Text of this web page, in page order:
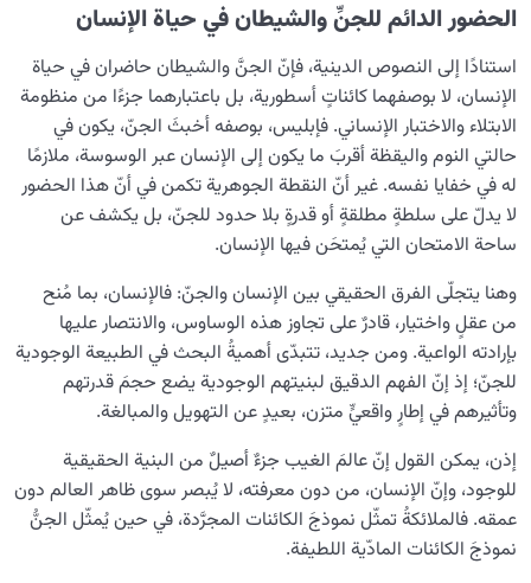
الحضور الدائم للجنِّ والشيطان في حياة الإنسان
استنادًا إلى النصوص الدينية، فإنّ الجنَّ والشيطان حاضران في حياة
الإنسان، لا بوصفهما كائناتٍ أسطورية، بل باعتبارهما جزءًا من منظومة
الابتلاء والاختبار الإنساني. فإبليس، بوصفه أخبثَ الجنّ، يكون في
حالتي النوم واليقظة أقربَ ما يكون إلى الإنسان عبر الوسوسة، ملازمًا
له في خفايا نفسه. غير أنّ النقطة الجوهرية تكمن في أنّ هذا الحضور
لا يدلّ على سلطةٍ مطلقةٍ أو قدرةٍ بلا حدود للجنّ، بل يكشف عن
ساحة الامتحان التي يُمتحَن فيها الإنسان.
وهنا يتجلّى الفرق الحقيقي بين الإنسان والجنّ: فالإنسان، بما مُنح
من عقلٍ واختيار، قادرٌ على تجاوز هذه الوساوس، والانتصار عليها
بإرادته الواعية. ومن جديد، تتبدّى أهميةُ البحث في الطبيعة الوجودية
للجنّ؛ إذ إنّ الفهم الدقيق لبنيتهم الوجودية يضع حجمَ قدرتهم
وتأثيرهم في إطارٍ واقعيٍّ متزن، بعيدٍ عن التهويل والمبالغة.
إذن، يمكن القول إنّ عالمَ الغيب جزءٌ أصيلٌ من البنية الحقيقية
للوجود، وإنّ الإنسان، من دون معرفته، لا يُبصر سوى ظاهر العالم دون
عمقه. فالملائكةُ تمثّل نموذجَ الكائنات المجرَّدة، في حين يُمثّل الجنُّ
نموذجَ الكائنات المادّية اللطيفة.